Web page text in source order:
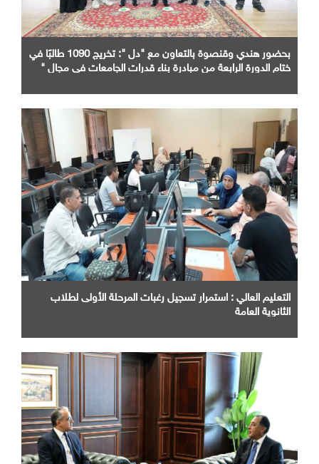
بحضور هندي وقنصوة بالتعاون مع "دل ": تخريج 1090 طالبًا في
ختام الدورة الرابعة من مبادرة بناء قدرات الجامعات في مجال "
التعليم العالي : استمرار تسجيل رغبات المرحلة الأولى لطلاب
الثانوية العامة